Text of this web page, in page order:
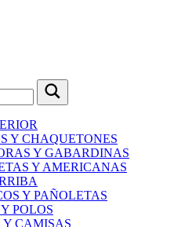
Y CHAQUETONES
Y GABARDINAS
Y AMERICANAS
Y PAÑOLETAS
POLOS
Y CAMISAS